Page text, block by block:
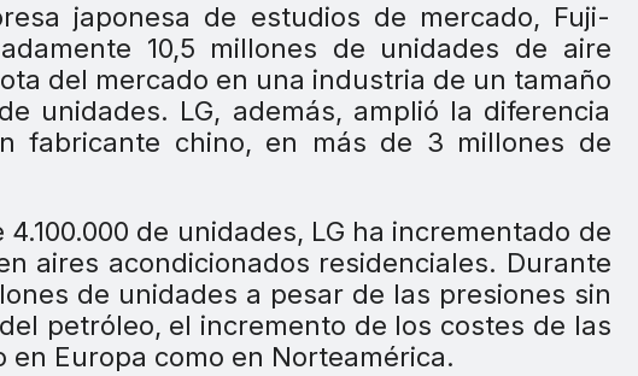
japonesa de estudios de mercado, Fuji-
10,5 millones de unidades de aire
del mercado en una industria de un tamaño
unidades. LG, además, amplió la diferencia
fabricante chino, en más de 3 millones de
de unidades, LG ha incrementado de
aires acondicionados residenciales. Durante
de unidades a pesar de las presiones sin
petróleo, el incremento de los costes de las
Europa como en Norteamérica.